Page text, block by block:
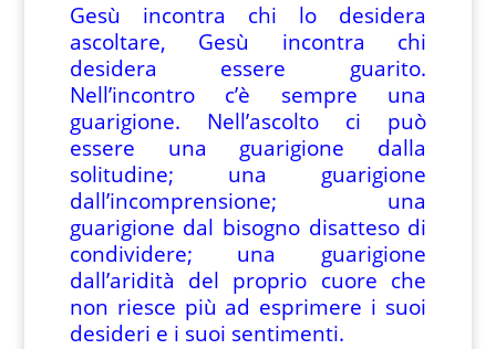
Gesù incontra chi lo desidera
ascoltare, Gesù incontra chi
desidera essere guarito.
Nell’incontro c’è sempre una
guarigione. Nell’ascolto ci può
essere una guarigione dalla
solitudine; una guarigione
dall’incomprensione; una
guarigione dal bisogno disatteso di
condividere; una guarigione
dall’aridità del proprio cuore che
non riesce più ad esprimere i suoi
desideri e i suoi sentimenti.